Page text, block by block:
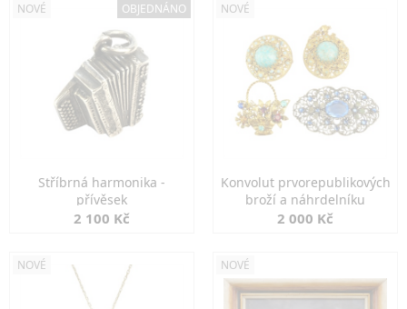
NOVÉ OBJEDNÁNO
Stříbrná harmonika -
přívěsek
2 100 Kč
NOVÉ
Konvolut prvorepublikových
broží a náhrdelníku
2 000 Kč
NOVÉ NOVÉ